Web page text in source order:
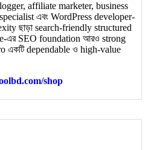
affiliate marketer, business
এবং WordPress developer-
ছাড়া search-friendly structured
এর SEO foundation আরও strong
একটি dependable ও high-value
shop